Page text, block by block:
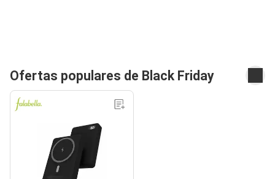
Ofertas populares de Black Friday